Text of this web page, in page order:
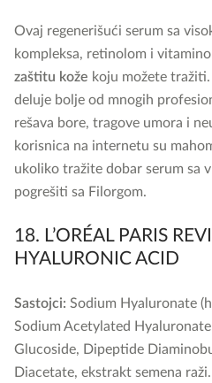
Ovaj regenerišući serum sa
kompleksa, retinolom i
zaštitu kože koju možete tražiti.
deluje bolje od mnogih
rešava bore, tragove umora i
korisnica na internetu su
ukoliko tražite dobar serum sa
pogrešiti sa Filorgom.
18. L’ORÉAL PARIS
HYALURONIC ACID
Sastojci: Sodium Hyaluronate
Sodium Acetylated
Glucoside, Dipeptide
Diacetate, ekstrakt semena raži.